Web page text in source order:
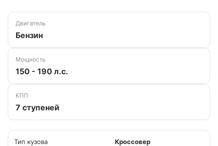
Двигатель
Бензин
Мощность
150 - 190 л.с.
КПП
7 ступеней
Тип кузова Кроссовер